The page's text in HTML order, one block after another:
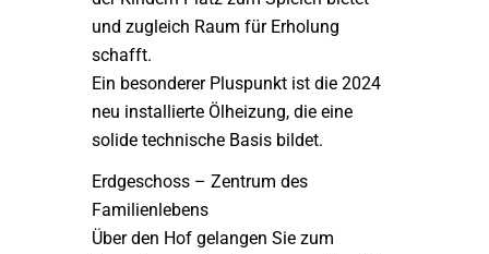
und zugleich Raum für Erholung
schafft.
Ein besonderer Pluspunkt ist die 2024
neu installierte Ölheizung, die eine
solide technische Basis bildet.
Erdgeschoss – Zentrum des
Familienlebens
Über den Hof gelangen Sie zum